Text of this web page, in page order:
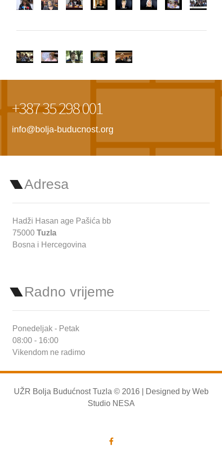
+387 35 298 001
info@bolja-buducnost.org
Adresa
Hadži Hasan age Pašića bb
75000 Tuzla
Bosna i Hercegovina
Radno vrijeme
Ponedeljak - Petak
08:00 - 16:00
Vikendom ne radimo
UŽR Bolja Budućnost Tuzla © 2016 | Designed by Web
Studio NESA